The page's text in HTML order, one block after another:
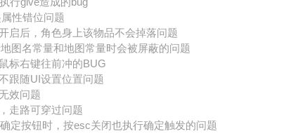
性错位问题
启后，角色身上该物品不会掉落问题
图名常量和地图常量时会被屏蔽的问题
标右键往前冲的BUG
跟随UI设置位置问题
效问题
走路可穿过问题
定按钮时，按esc关闭也执行确定触发的问题